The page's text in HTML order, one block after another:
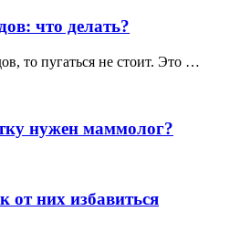
что делать?
то пугаться не стоит. Это …
нужен маммолог?
от них избавиться